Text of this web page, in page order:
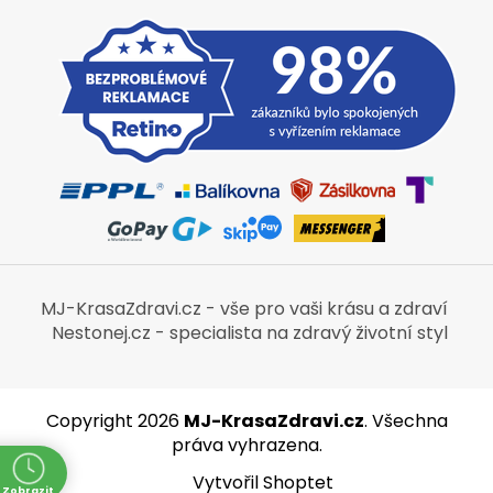
MJ-KrasaZdravi.cz - vše pro vaši krásu a zdraví
Nestonej.cz - specialista na zdravý životní styl
Vytvořil Shoptet
Copyright 2026 MJ-KrasaZdravi.cz. Všechna
práva vyhrazena.